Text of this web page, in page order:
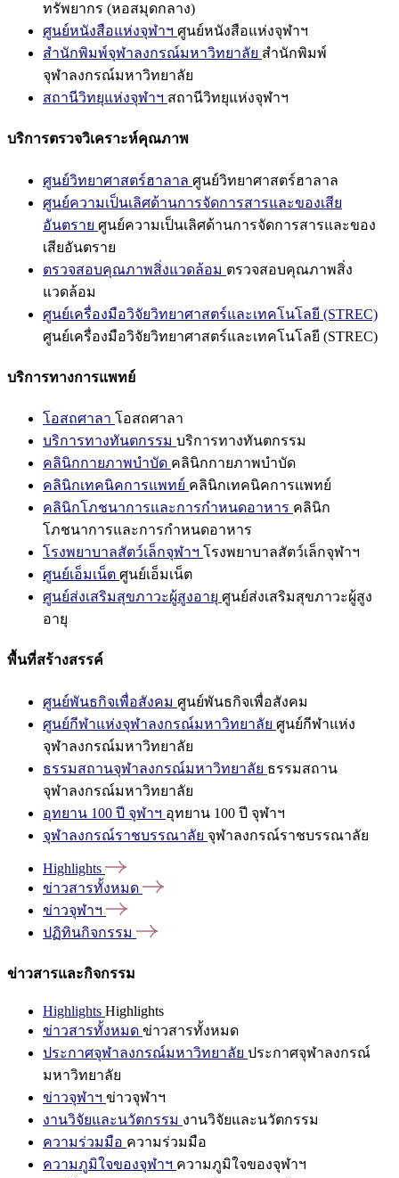
ทรัพยากร (หอสมุดกลาง)
ศูนย์หนังสือแห่งจุฬาฯ ศูนย์หนังสือแห่งจุฬาฯ
สำนักพิมพ์จุฬาลงกรณ์มหาวิทยาลัย สำนักพิมพ์
จุฬาลงกรณ์มหาวิทยาลัย
สถานีวิทยุแห่งจุฬาฯ สถานีวิทยุแห่งจุฬาฯ
บริการตรวจวิเคราะห์คุณภาพ
ศูนย์วิทยาศาสตร์ฮาลาล ศูนย์วิทยาศาสตร์ฮาลาล
ศูนย์ความเป็นเลิศด้านการจัดการสารและของเสีย
อันตราย ศูนย์ความเป็นเลิศด้านการจัดการสารและของ
เสียอันตราย
ตรวจสอบคุณภาพสิ่งแวดล้อม ตรวจสอบคุณภาพสิ่ง
แวดล้อม
ศูนย์เครื่องมือวิจัยวิทยาศาสตร์และเทคโนโลยี (STREC)
ศูนย์เครื่องมือวิจัยวิทยาศาสตร์และเทคโนโลยี (STREC)
บริการทางการแพทย์
โอสถศาลา โอสถศาลา
บริการทางทันตกรรม บริการทางทันตกรรม
คลินิกกายภาพบำบัด คลินิกกายภาพบำบัด
คลินิกเทคนิคการแพทย์ คลินิกเทคนิคการแพทย์
คลินิกโภชนาการและการกำหนดอาหาร คลินิก
โภชนาการและการกำหนดอาหาร
โรงพยาบาลสัตว์เล็กจุฬาฯ โรงพยาบาลสัตว์เล็กจุฬาฯ
ศูนย์เอ็มเน็ต ศูนย์เอ็มเน็ต
ศูนย์ส่งเสริมสุขภาวะผู้สูงอายุ ศูนย์ส่งเสริมสุขภาวะผู้สูง
อายุ
พื้นที่สร้างสรรค์
ศูนย์พันธกิจเพื่อสังคม ศูนย์พันธกิจเพื่อสังคม
ศูนย์กีฬาแห่งจุฬาลงกรณ์มหาวิทยาลัย ศูนย์กีฬาแห่ง
จุฬาลงกรณ์มหาวิทยาลัย
ธรรมสถานจุฬาลงกรณ์มหาวิทยาลัย ธรรมสถาน
จุฬาลงกรณ์มหาวิทยาลัย
อุทยาน 100 ปี จุฬาฯ อุทยาน 100 ปี จุฬาฯ
จุฬาลงกรณ์ราชบรรณาลัย จุฬาลงกรณ์ราชบรรณาลัย
Highlights
ข่าวสารทั้งหมด
ข่าวจุฬาฯ
ปฏิทินกิจกรรม
ข่าวสารและกิจกรรม
Highlights Highlights
ข่าวสารทั้งหมด ข่าวสารทั้งหมด
ประกาศจุฬาลงกรณ์มหาวิทยาลัย ประกาศจุฬาลงกรณ์
มหาวิทยาลัย
ข่าวจุฬาฯ ข่าวจุฬาฯ
งานวิจัยและนวัตกรรม งานวิจัยและนวัตกรรม
ความร่วมมือ ความร่วมมือ
ความภูมิใจของจุฬาฯ ความภูมิใจของจุฬาฯ